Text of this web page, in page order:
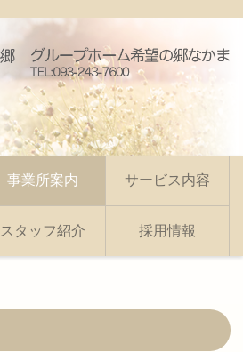
事業所案内 サービス内容
スタッフ紹介 採用情報